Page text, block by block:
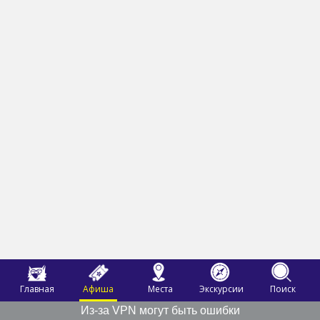
Главная Афиша Места Экскурсии
Поиск
Из-за VPN могут быть ошибки